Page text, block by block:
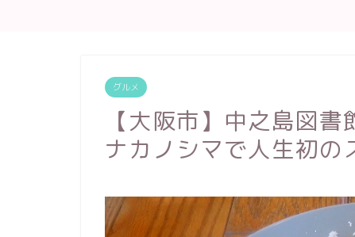
グルメ
【大阪市】中之島図
ナカノシマで人生初の